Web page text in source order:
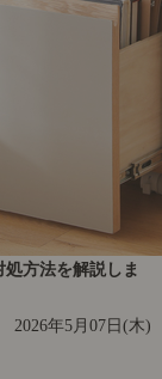
方法を解説しま
2026年5月07日(木)